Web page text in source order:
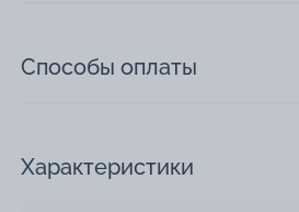
Способы оплаты
Характеристики